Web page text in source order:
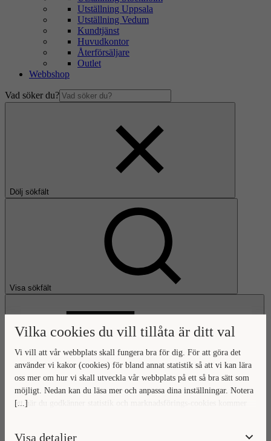
Vilka cookies du vill tillåta är ditt val
[...]
Vi vill att vår webbplats skall fungera bra för dig. För att göra det
använder vi kakor (cookies) för bland annat statistik så att vi kan lära
oss mer om hur vi skall utveckla vår webbplats på ett så bra sätt som
möjligt. Nedan kan du läsa mer och anpassa dina inställningar. Notera
att när du godkänner statistik och marknadsförings-cookies kommer
Visa detaljer
Utställning Uppsala
Utställning Vedum
Kundtjänst
Huvudkontor
Återförsäljare
Outlet
Webbshop
Vad söker du?
Dölj sökfält
Visa sökfält
Gå till startsidan